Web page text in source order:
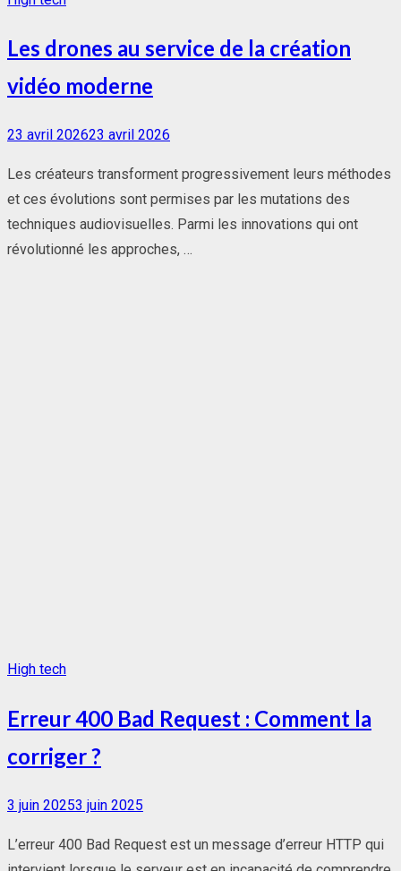
Les drones au service de la création
vidéo moderne
Posted
23 avril 202623 avril 2026
Les créateurs transforment progressivement leurs méthodes
et ces évolutions sont permises par les mutations des
techniques audiovisuelles. Parmi les innovations qui ont
révolutionné les approches, …
High tech
Erreur 400 Bad Request : Comment la
corriger ?
Posted
3 juin 20253 juin 2025
L’erreur 400 Bad Request est un message d’erreur HTTP qui